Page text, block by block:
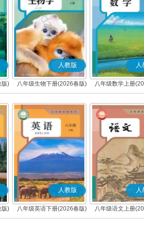
版)
人教版
八年级生物下册(2026春版)
人
八年级数学上册
版)
人教版
八年级英语下册(2026春版)
人
八年级语文上册
(部编版)